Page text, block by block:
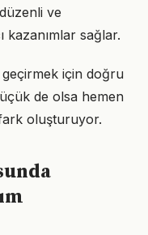
ve
kazanımlar sağlar.
için doğru
de olsa hemen
oluşturuyor.